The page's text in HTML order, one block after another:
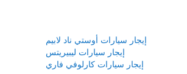
إيجار سيارات أوستي ناد لابيم
إيجار سيارات ليبيريتس
إيجار سيارات كارلوفي فاري